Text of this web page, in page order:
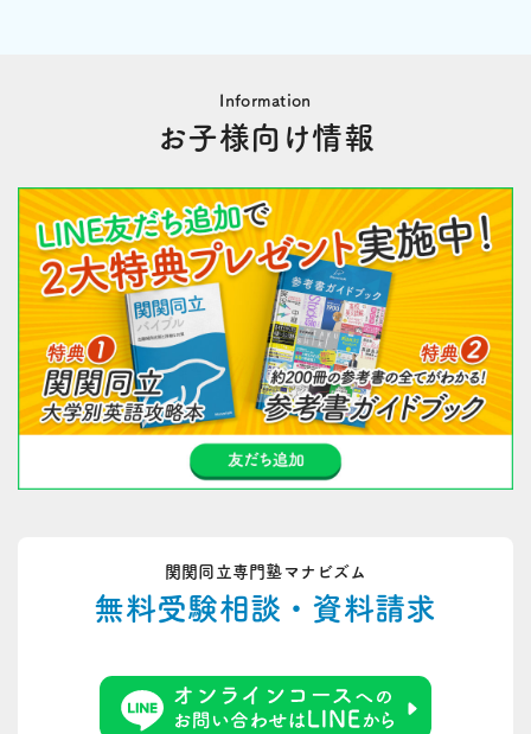
Information
お子様向け情報
関関同立専門塾マナビズム
無料受験相談・資料請求